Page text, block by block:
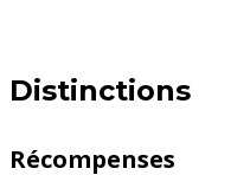
Distinctions
Récompenses